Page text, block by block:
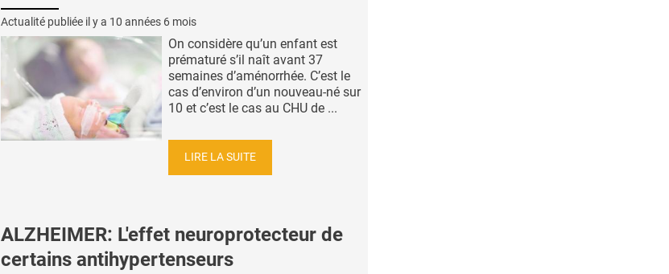
Actualité publiée il y a 10 années 6 mois
On considère qu’un enfant est
prématuré s’il naît avant 37
semaines d’aménorrhée. C’est le
cas d’environ d’un nouveau-né sur
10 et c’est le cas au CHU de ...
LIRE LA SUITE
ALZHEIMER: L'effet neuroprotecteur de
certains antihypertenseurs